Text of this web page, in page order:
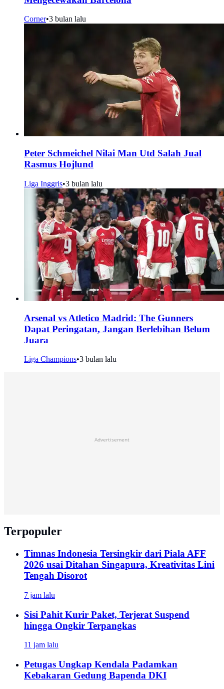
Corner•3 bulan lalu
Peter Schmeichel Nilai Man Utd Salah Jual
Rasmus Hojlund
Liga Inggris•3 bulan lalu
Arsenal vs Atletico Madrid: The Gunners
Dapat Peringatan, Jangan Berlebihan Belum
Juara
Liga Champions•3 bulan lalu
Advertisement
Terpopuler
Timnas Indonesia Tersingkir dari Piala AFF
2026 usai Ditahan Singapura, Kreativitas Lini
Tengah Disorot
7 jam lalu
Sisi Pahit Kurir Paket, Terjerat Suspend
hingga Ongkir Terpangkas
11 jam lalu
Petugas Ungkap Kendala Padamkan
Kebakaran Gedung Bapenda DKI